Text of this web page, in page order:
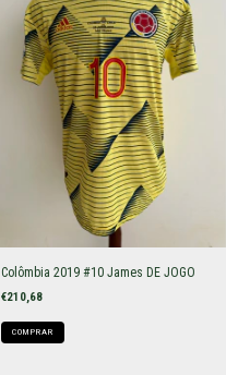
Colômbia 2019 #10 James DE JOGO
€210,68
COMPRAR